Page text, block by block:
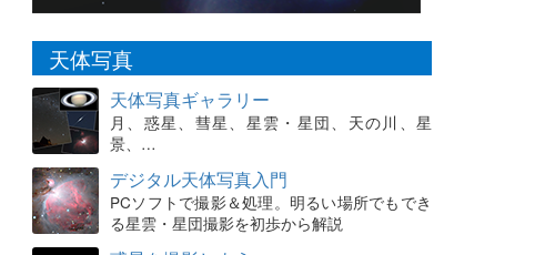
天体写真
天体写真ギャラリー
月、惑星、彗星、星雲・星団、天の川、星
景、…
デジタル天体写真入門
PCソフトで撮影＆処理。明るい場所でもでき
る星雲・星団撮影を初歩から解説